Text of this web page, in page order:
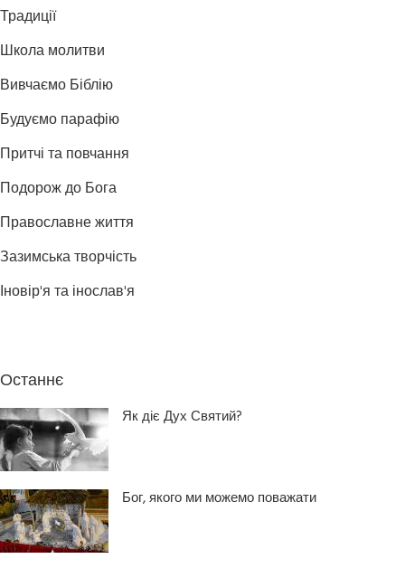
Традиції
Школа молитви
Вивчаємо Біблію
Будуємо парафію
Притчі та повчання
Подорож до Бога
Православне життя
Зазимська творчість
Іновір'я та інослав'я
Останнє
Як діє Дух Святий?
Бог, якого ми можемо поважати